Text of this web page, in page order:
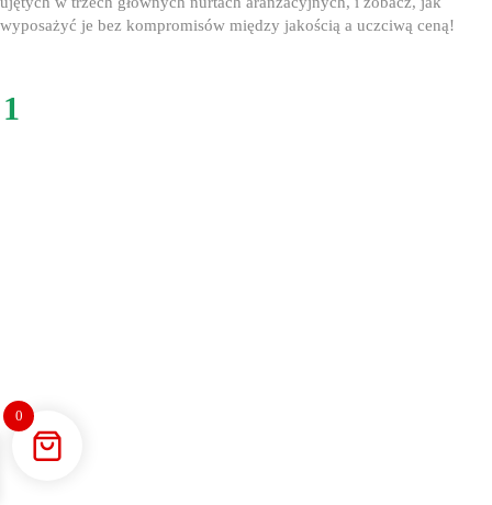
wyposażyć je bez kompromisów między jakością a uczciwą ceną!
1
0